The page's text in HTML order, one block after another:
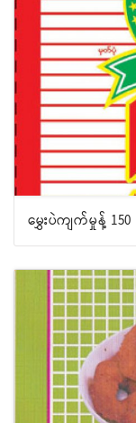
မွှေးပဲကျက်မှုန့် 150